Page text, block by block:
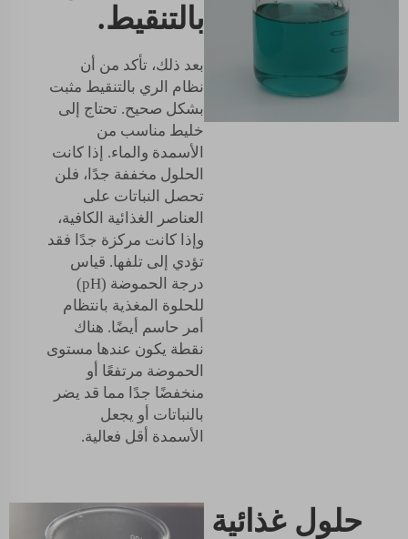
بالتنقيط.
بعد ذلك، تأكد من أن
نظام الري بالتنقيط مثبت
بشكل صحيح. تحتاج إلى
خليط مناسب من
الأسمدة والماء. إذا كانت
الحلول مخففة جدًا، فلن
تحصل النباتات على
العناصر الغذائية الكافية،
وإذا كانت مركزة جدًا فقد
تؤدي إلى تلفها. قياس
درجة الحموضة (pH)
للحلوة المغذية بانتظام
أمر حاسم أيضًا. هناك
نقطة يكون عندها مستوى
الحموضة مرتفعًا أو
منخفضًا جدًا مما قد يضر
بالنباتات أو يجعل
الأسمدة أقل فعالية.
حلول غذائية